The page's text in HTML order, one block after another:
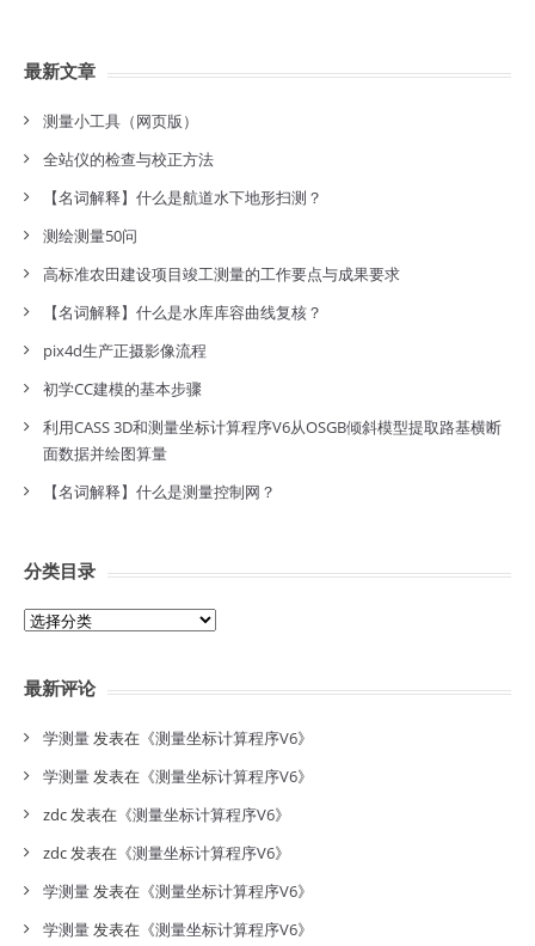
最新文章
测量小工具（网页版）
全站仪的检查与校正方法
【名词解释】什么是航道水下地形扫测？
测绘测量50问
高标准农田建设项目竣工测量的工作要点与成果要求
【名词解释】什么是水库库容曲线复核？
pix4d生产正摄影像流程
初学CC建模的基本步骤
利用CASS 3D和测量坐标计算程序V6从OSGB倾斜模型提取路基横断
面数据并绘图算量
【名词解释】什么是测量控制网？
分类目录
分
录
最新评论
学测量发表在《测量坐标计算程序V6》
学测量发表在《测量坐标计算程序V6》
zdc发表在《测量坐标计算程序V6》
zdc发表在《测量坐标计算程序V6》
学测量发表在《测量坐标计算程序V6》
学测量发表在《测量坐标计算程序V6》